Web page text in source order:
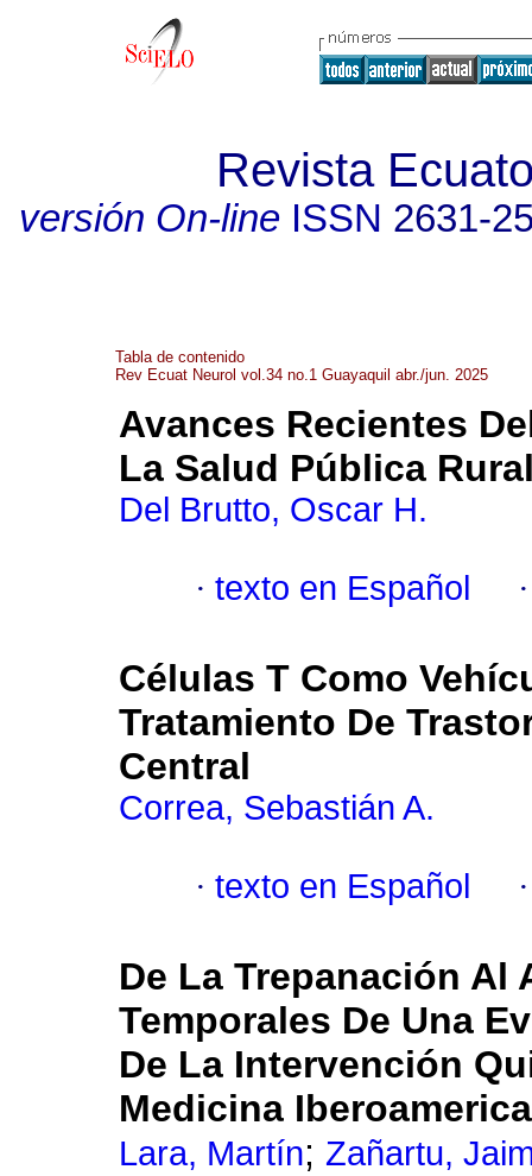
Revista
versión On-lineISSN 2631-
Tabla de contenido
Rev Ecuat Neurol vol.34 no.1 Guayaquil abr./jun. 2025
Avances Recientes
La Salud Pública
Del Brutto, Oscar H.
· texto en Español
Células T Como
Tratamiento De
Central
Correa, Sebastián A.
· texto en Español
De La Trepanación
Temporales De Una
De La Intervención
Medicina
Lara, Martín; Zañartu,